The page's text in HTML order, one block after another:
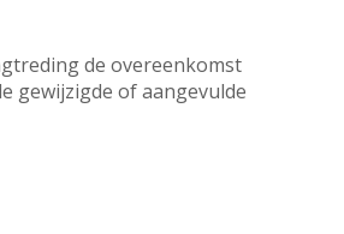
de overeenkomst
gewijzigde of aangevulde